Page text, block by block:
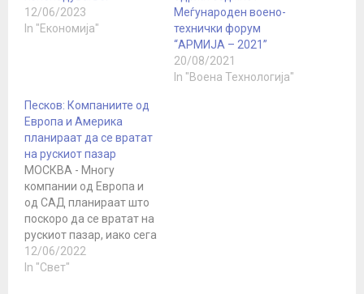
12/06/2023
In "Економија"
Меѓународен воено-
технички форум
“АРМИЈА – 2021”
20/08/2021
In "Воена Технологија"
Песков: Компаниите од
Европа и Америка
планираат да се вратат
на рускиот пазар
МОСКВА - Многу
компании од Европа и
од САД планираат што
поскоро да се вратат на
рускиот пазар, иако сега
треба да почекаат,
изјави денеска
12/06/2022
In "Свет"